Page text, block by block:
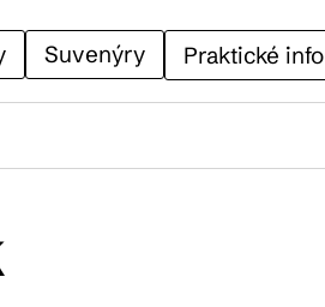
Suvenýry Praktické info